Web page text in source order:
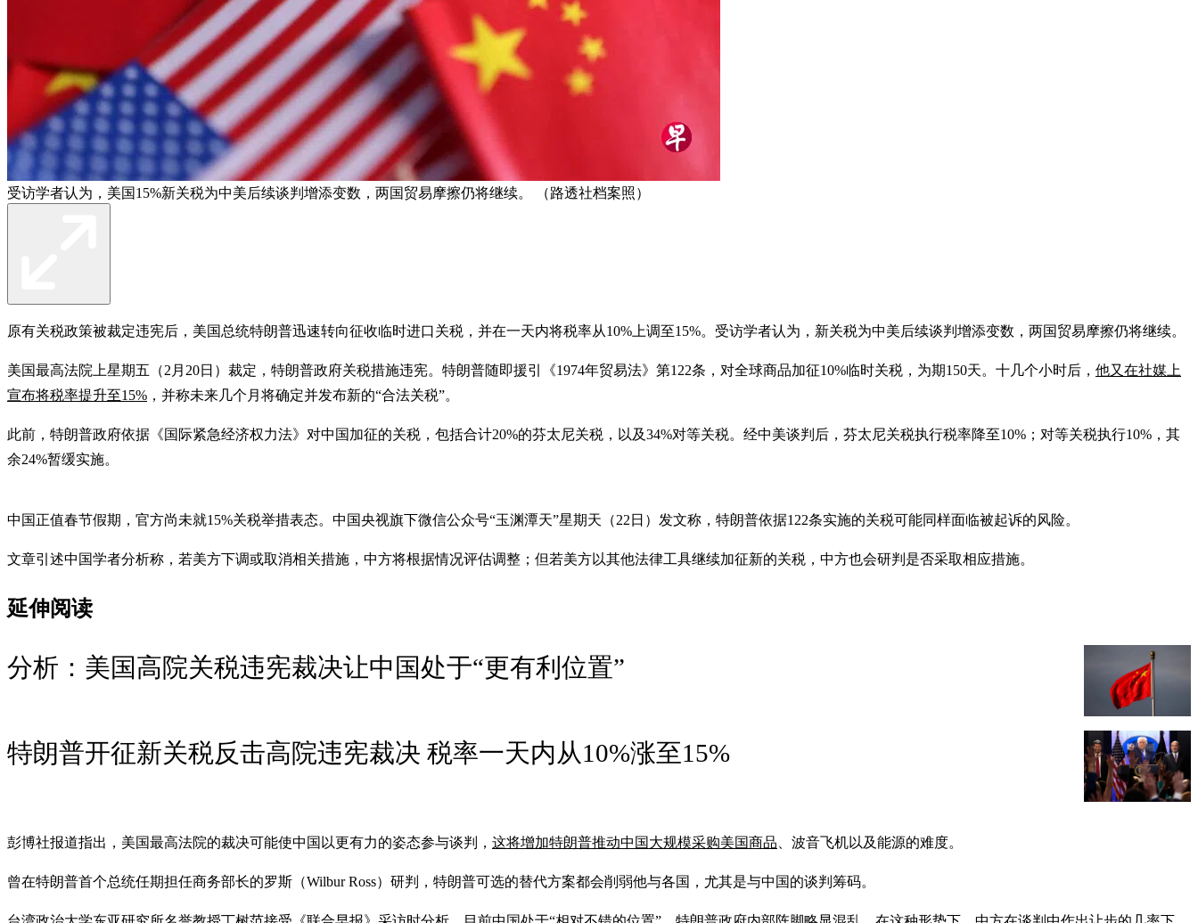
受访学者认为，美国15%新关税为中美后续谈判增添变数，两国贸易摩擦仍将继续。 （路透社档案照）
原有关税政策被裁定违宪后，美国总统特朗普迅速转向征收临时进口关税，并在一天内将税率从10%上调至15%。受访学者认为，新关税为中美后续谈判增添变数，两国贸易摩擦仍将继续。
美国最高法院上星期五（2月20日）裁定，特朗普政府关税措施违宪。特朗普随即援引《1974年贸易法》第122条，对全球商品加征10%临时关税，为期150天。十几个小时后， 他又在社媒上
宣布将税率提升至15% ，并称未来几个月将确定并发布新的“合法关税”。
此前，特朗普政府依据《国际紧急经济权力法》对中国加征的关税，包括合计20%的芬太尼关税，以及34%对等关税。经中美谈判后，芬太尼关税执行税率降至10%；对等关税执行10%，其
余24%暂缓实施。
中国正值春节假期，官方尚未就15%关税举措表态。中国央视旗下微信公众号“玉渊潭天”星期天（22日）发文称，特朗普依据122条实施的关税可能同样面临被起诉的风险。
文章引述中国学者分析称，若美方下调或取消相关措施，中方将根据情况评估调整；但若美方以其他法律工具继续加征新的关税，中方也会研判是否采取相应措施。
延伸阅读
分析：美国高院关税违宪裁决让中国处于“更有利位置”
特朗普开征新关税反击高院违宪裁决 税率一天内从10%涨至15%
彭博社报道指出，美国最高法院的裁决可能使中国以更有力的姿态参与谈判， 这将增加特朗普推动中国大规模采购美国商品、波音飞机以及能源的难度。
曾在特朗普首个总统任期担任商务部长的罗斯（Wilbur Ross）研判，特朗普可选的替代方案都会削弱他与各国，尤其是与中国的谈判筹码。